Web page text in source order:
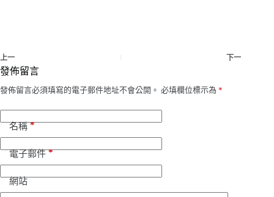
上一 下一
發佈留言
發佈留言必須填寫的電子郵件地址不會公開。 必填欄位標示為 *
名稱*
電子郵件*
網站